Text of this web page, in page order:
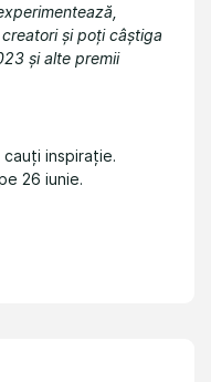
și poți câștiga
și alte premii
cauți inspirație.
26 iunie.